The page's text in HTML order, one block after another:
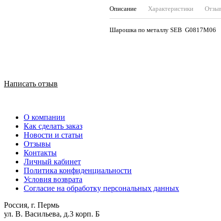
Описание Характеристики
Шарошка по металлу SEB G0817М06
Написать отзыв
О компании
Как сделать заказ
Новости и статьи
Отзывы
Контакты
Личный кабинет
Политика конфиденциальности
Условия возврата
Согласие на обработку персональных данных
Россия, г. Пермь
ул. В. Васильева, д.3 корп. Б